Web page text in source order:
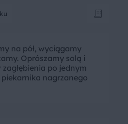
na pół, wyciągamy
Oprószamy solą i
po jednym
nagrzanego